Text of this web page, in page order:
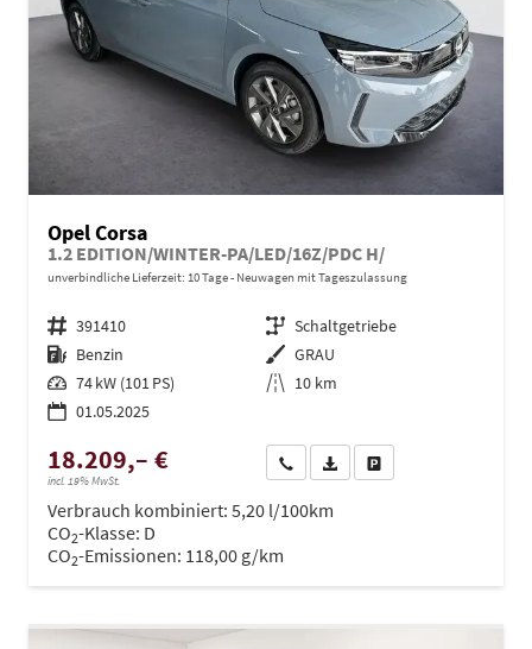
Opel Corsa
1.2 EDITION/WINTER-PA/LED/16Z/PDC H/
unverbindliche Lieferzeit: 10 Tage Neuwagen mit Tageszulassung
Fahrzeugnr. 391410 Getriebe Schaltgetriebe
Kraftstoff Benzin Außenfarbe GRAU
Leistung 74 kW (101 PS) Kilometerstand 10 km
01.05.2025
18.209,– €
incl. 19% MwSt.
Wir rufen Sie anPDF-Datei, Fahrzeugexposé
Verbrauch kombiniert: 5,20 l/100km
CO2-Klasse: D
CO2-Emissionen: 118,00 g/km